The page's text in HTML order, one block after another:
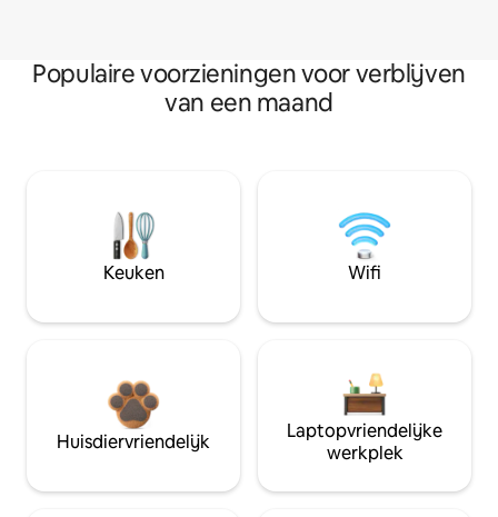
Populaire voorzieningen voor verblijven
van een maand
Keuken Wifi
Huisdiervriendelijk
Laptopvriendelijke
werkplek